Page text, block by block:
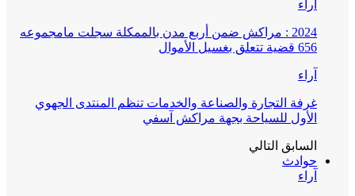
آراء
2024 : مراكش ضمن أربع مدن بالممكلة سجلت مامجموعه
656 قضية تتعلق بغسيل الأموال
آراء
غرفة التجارة والصناعة والخدمات تنظم المنتدى الجهوي
الأول للسياحة بجهة مراكش آسفي
السابق التالي
حوادث
آراء